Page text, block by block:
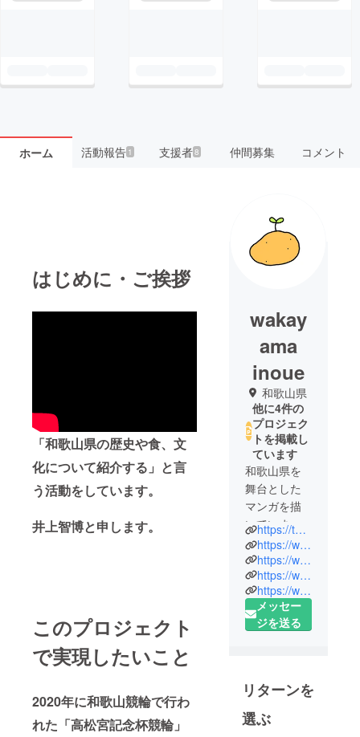
ホーム 活動報告1 支援者8 仲間募集 コメント
はじめに・ご挨拶
「和歌山県の歴史や食、文
化について紹介する」と言
う活動をしています。
井上智博と申します。
このプロジェクト
で実現したいこと
2020年に和歌山競輪で行わ
れた「高松宮記念杯競輪」
wakay
ama
inoue
和歌山県
他に4件の
プロジェク
トを掲載し
ています
和歌山県を
舞台とした
マンガを描
いていま
す。
動画で和歌
山の美味し
いご飯屋さ
んを紹介し
たりしてる
援よろしく
お願いしま
す。
https://twitter.com/yieY0xAMkICXa0k
https://www.youtube.com/channel/UCcdlPzUrpbz4N1a4zuPoiCw
https://www.nicovideo.jp/watch/sm45121112
https://www.nicovideo.jp/watch/sm45121112
https://www.mangaz.com/title/index?category=&query=%E4%BA%95%E4%B8%8A%E6%99%BA%E5%8D%9A&sort=&search=input
メッセー
ジを送る
リターンを
選ぶ